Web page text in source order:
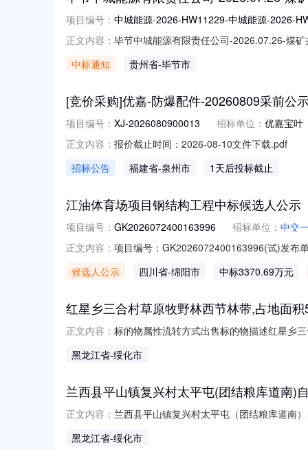
项目编号： 中城能源-2026-HW11229-中城能源-2026-
正文内容： 毕节中城能源有限责任公司-2026.07.26-煤
候选人名称:重庆锦卓机电设备有限公司投
中标通知 贵州省-毕节市
[竞价采购]优嘉-防爆配件-20260809采前公
项目编号： XJ-2026080900013 招标单位： 优嘉宝叶
正文内容： 报价截止时间：2026-08-10文件下载.pdf
招标公告
福建省-泉州市 1天后投标截止
江油体育场项目钢结构工程中标候选人公示
项目编号： GK2026072400163996 招标单位： 中交
正文内容： 项目编号：GK2026072400163996(试)发布
日发售招标文件，其中包含1个包件（编号
候选人公示 四川省-绵阳市 中标3370.69万元
红星乡三合村草原牧野林西节林带,占地面
正文内容： 标的物属性流转方式出售标的物描述红星乡
水、电、物业、取暖费等欠费，以及入户费
黑龙江省-绥化市
兰西县平山镇复兴村太平屯(团结粮库道南)
正文内容： 兰西县平山镇复兴村太平屯（团结粮库道南
生的全部平台费用，均由买受人承担；标的
黑龙江省-绥化市